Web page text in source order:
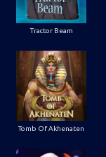
Tractor Beam
Tomb Of Akhenaten